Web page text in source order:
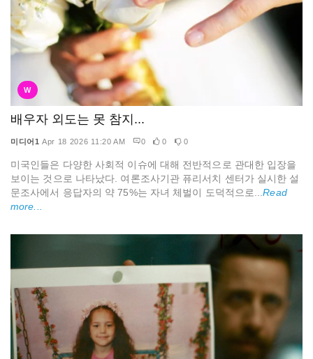
W
배우자 외도는 못 참지...
미디어1 Apr 18 2026 11:20 AM 0 0 0
미국인들은 다양한 사회적 이슈에 대해 전반적으로 관대한 입장을
보이는 것으로 나타났다. 여론조사기관 퓨리서치 센터가 실시한 설
문조사에서 응답자의 약 75%는 자녀 체벌이 도덕적으로...Read
more...